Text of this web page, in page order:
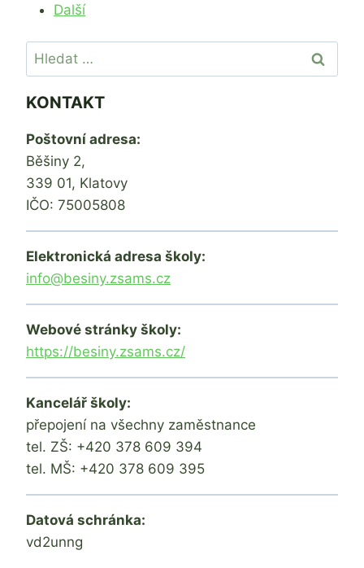
Další
Vyhledávání
KONTAKT
Poštovní adresa:
Běšiny 2,
339 01, Klatovy
IČO: 75005808
Elektronická adresa školy:
info@besiny.zsams.cz
Webové stránky školy:
https://besiny.zsams.cz/
Kancelář školy:
přepojení na všechny zaměstnance
tel. ZŠ: +420 378 609 394
tel. MŠ: +420 378 609 395
Datová schránka:
vd2unng